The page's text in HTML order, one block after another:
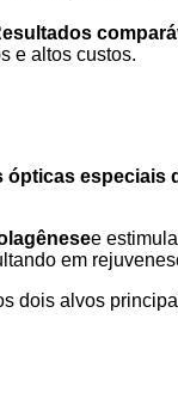
e altos custos.
ópticas especiais
e
em
dois alvos